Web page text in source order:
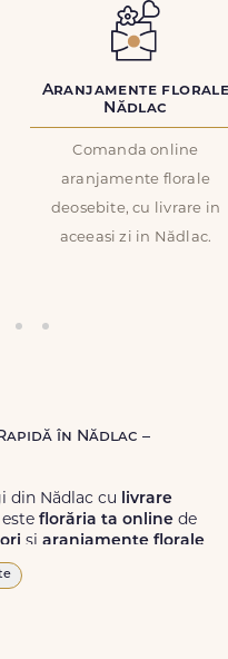
Aranjamente
Nădlac
Comanda online
aranjamente florale
deosebite, cu livrare in
aceeasi zi in Nădlac.
în Nădlac –
din Nădlac cu livrare
florăria ta online de
și aranjamente florale
în toată România.